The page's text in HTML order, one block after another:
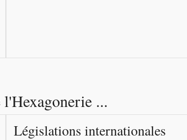
l'Hexagonerie ...
Législations internationales